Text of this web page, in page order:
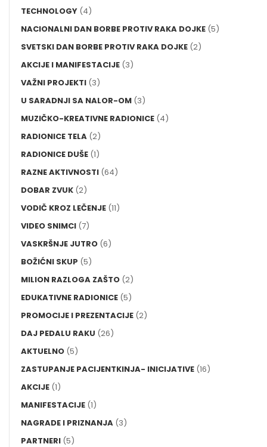
TECHNOLOGY (4)
NACIONALNI DAN BORBE PROTIV RAKA DOJKE (5)
SVETSKI DAN BORBE PROTIV RAKA DOJKE (2)
AKCIJE I MANIFESTACIJE (3)
VAŽNI PROJEKTI (3)
U SARADNJI SA NALOR-OM (3)
MUZIČKO-KREATIVNE RADIONICE (4)
RADIONICE TELA (2)
RADIONICE DUŠE (1)
RAZNE AKTIVNOSTI (64)
DOBAR ZVUK (2)
VODIČ KROZ LEČENJE (11)
VIDEO SNIMCI (7)
VASKRŠNJE JUTRO (6)
BOŽIĆNI SKUP (5)
MILION RAZLOGA ZAŠTO (2)
EDUKATIVNE RADIONICE (5)
PROMOCIJE I PREZENTACIJE (2)
DAJ PEDALU RAKU (26)
AKTUELNO (5)
ZASTUPANJE PACIJENTKINJA- INICIJATIVE (16)
AKCIJE (1)
MANIFESTACIJE (1)
NAGRADE I PRIZNANJA (3)
PARTNERI (5)